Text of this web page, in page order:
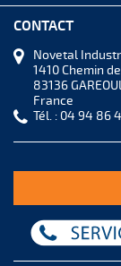
CONTACT
Novetal
1410 Chemin
83136
France
Tél. : 04 94 86